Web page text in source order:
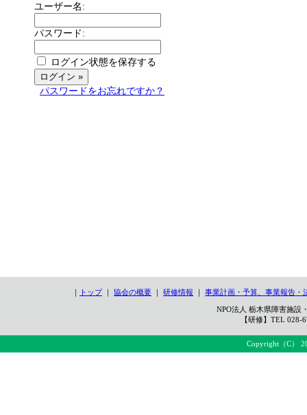
ユーザー名:
パスワード:
ログイン状態を保存する
パスワードをお忘れですか？
｜ トップ｜ 協会の概要 ｜ 研修情報 ｜ 事業計画・予算、事業報告・
NPO法人 栃木県障害施
【研修】TEL
Copyright（C）